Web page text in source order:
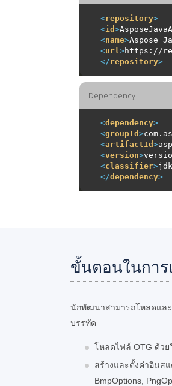
<repository>
<id >
<name>Aspose
<url>https://
</repository>
Dependency
<dependency>
<groupId >
<artifactId >
<version>
<classifier>
</dependency>
ขั้นตอนในการ
นักพัฒนาสามารถโหลดและ
บรรทัด
โหลดไฟล์ OTG ด้วย
สร้างและตั้งค่าอินส
BmpOptions,